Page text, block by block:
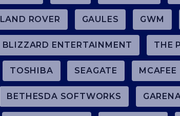
LAND ROVER GAULES GWM
BLIZZARD ENTERTAINMENT THE
TOSHIBA SEAGATE MCAFEE
BETHESDA SOFTWORKS